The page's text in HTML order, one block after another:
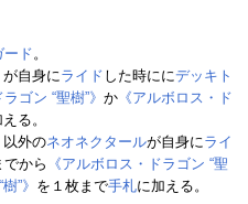
ード。
が自身にライド した時ににデッキト
ゴン “聖樹”》 か 《アルボロス・ド
る。
以外のネオネクタールが自身にライ
でから 《アルボロス・ドラゴン “聖
”》 を１枚まで手札に加える。